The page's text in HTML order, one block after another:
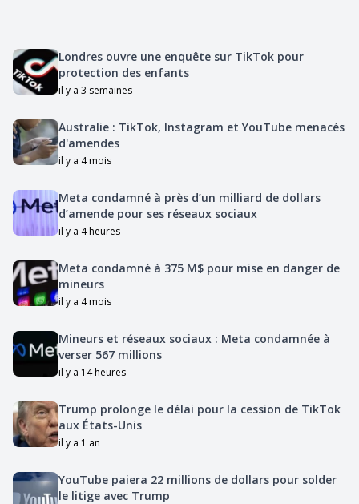
Londres ouvre une enquête sur TikTok pour
protection des enfants
il y a 3 semaines
Australie : TikTok, Instagram et YouTube menacés
d'amendes
il y a 4 mois
Meta condamné à près d’un milliard de dollars
d’amende pour ses réseaux sociaux
il y a 4 heures
Meta condamné à 375 M$ pour mise en danger de
mineurs
il y a 4 mois
Mineurs et réseaux sociaux : Meta condamnée à
verser 567 millions
il y a 14 heures
Trump prolonge le délai pour la cession de TikTok
aux États-Unis
il y a 1 an
YouTube paiera 22 millions de dollars pour solder
le litige avec Trump